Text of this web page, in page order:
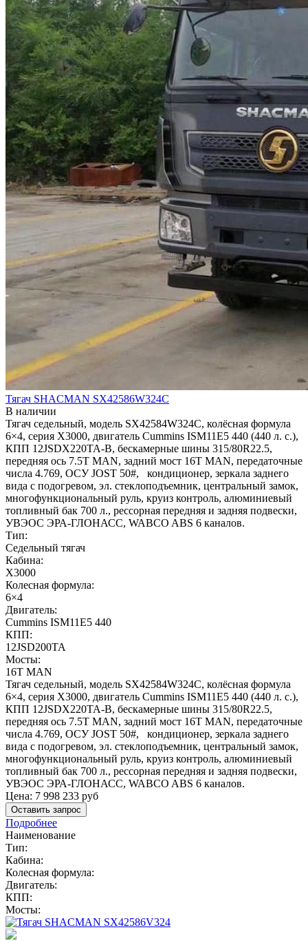
Тягач SHACMAN SX42586W324C
В наличии
Тягач седельный, модель SX42584W324C, колёсная формула
6×4, серия X3000, двигатель Cummins ISM11E5 440 (440 л. с.),
КПП 12JSDX220TA-B, бескамерные шины 315/80R22.5,
передняя ось 7.5T MAN, задний мост 16T MAN, передаточные
числа 4.769, ОСУ JOST 50#, кондиционер, зеркала заднего
вида с подогревом, эл. стеклоподъемник, центральный замок,
многофункциональный руль, круиз контроль, алюминиевый
топливный бак 700 л., рессорная передняя и задняя подвески,
УВЭОС ЭРА-ГЛОНАСС, WABCO ABS 6 каналов.
Тип:
Седельный тягач
Кабина:
X3000
Колесная формула:
6×4
Двигатель:
Cummins ISM11E5 440
КПП:
12JSD200TA
Мосты:
16T MAN
Тягач седельный, модель SX42584W324C, колёсная формула
6×4, серия X3000, двигатель Cummins ISM11E5 440 (440 л. с.),
КПП 12JSDX220TA-B, бескамерные шины 315/80R22.5,
передняя ось 7.5T MAN, задний мост 16T MAN, передаточные
числа 4.769, ОСУ JOST 50#, кондиционер, зеркала заднего
вида с подогревом, эл. стеклоподъемник, центральный замок,
многофункциональный руль, круиз контроль, алюминиевый
топливный бак 700 л., рессорная передняя и задняя подвески,
УВЭОС ЭРА-ГЛОНАСС, WABCO ABS 6 каналов.
Цена: 7 998 233 руб
Оставить запрос
Подробнее
Наименование
Тип:
Кабина:
Колесная формула:
Двигатель:
КПП:
Мосты: